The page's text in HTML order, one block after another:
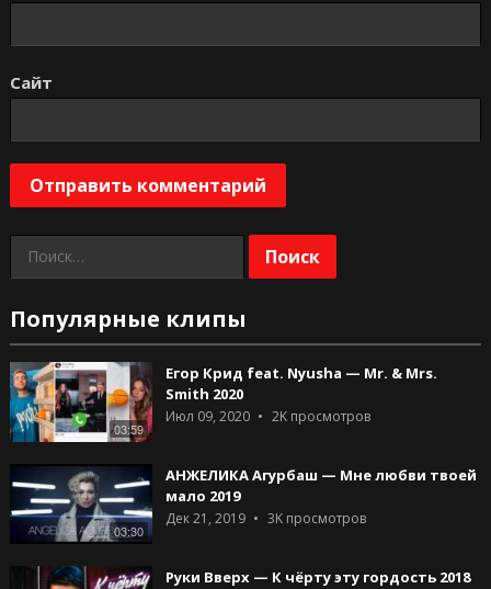
Сайт
Найти:
Популярные клипы
03:59
Егор Крид feat. Nyusha — Mr. & Mrs.
Smith 2020
Июл 09, 2020 2Kпросмотров
03:30
АНЖЕЛИКА Агурбаш — Мне любви твоей
мало 2019
Дек 21, 2019 3Kпросмотров
Руки Вверх — К чёрту эту гордость 2018